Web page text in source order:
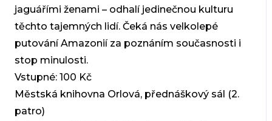
jaguářími ženami – odhalí jedinečnou kulturu
těchto tajemných lidí. Čeká nás velkolepé
putování Amazonií za poznáním současnosti i
stop minulosti.
Vstupné: 100 Kč
Městská knihovna Orlová, přednáškový sál (2.
patro)